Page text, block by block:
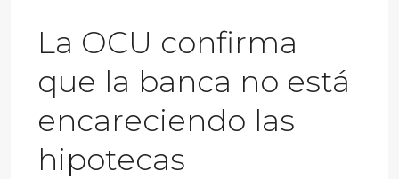
La OCU confirma
que la banca no está
encareciendo las
hipotecas